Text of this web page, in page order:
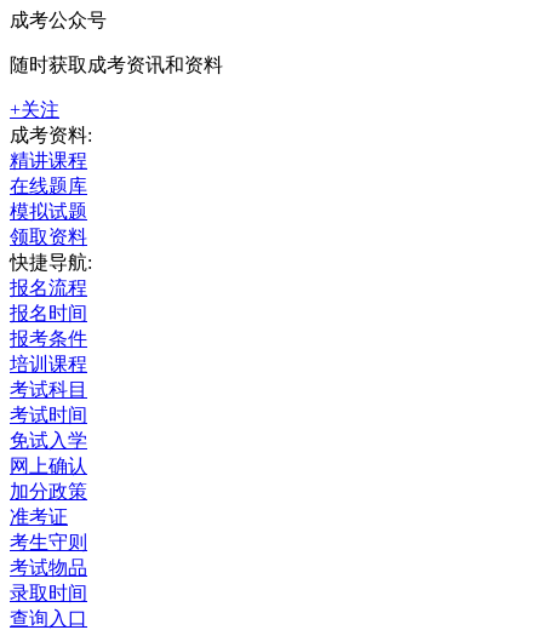
成考公众号
随时获取成考资讯和资料
+关注
成考资料:
精讲课程
在线题库
模拟试题
领取资料
快捷导航:
报名流程
报名时间
报考条件
培训课程
考试科目
考试时间
免试入学
网上确认
加分政策
准考证
考生守则
考试物品
录取时间
查询入口